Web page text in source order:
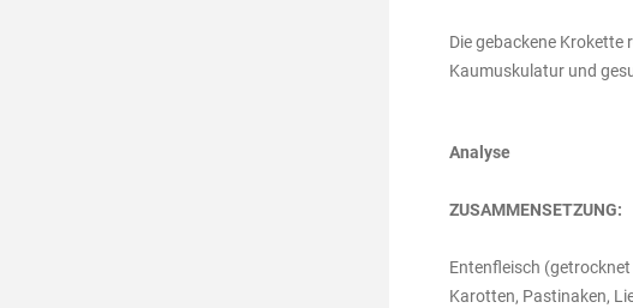
Die gebackene
Kaumuskulatur und
Analyse
ZUSAMMENSETZUNG:
Entenfleisch
Karotten, Pastinaken,